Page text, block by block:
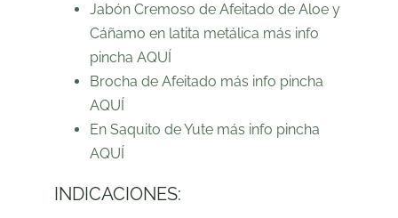
Jabón Cremoso de Afeitado de Aloe y
Cáñamo en latita metálica más info
pincha AQUÍ
Brocha de Afeitado más info pincha
AQUÍ
En Saquito de Yutemás info pincha
AQUÍ
INDICACIONES: